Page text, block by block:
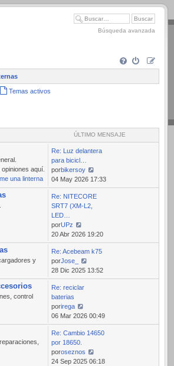
Búsqueda avanzada
Temas activos
ÚLTIMO MENSAJE
aquí.
una linterna
Re: Luz delantera
para bicicl…
porbikersoy
Ver
último
mensaje
04 May 2026 17:33
Re: NITECORE
SRT7 (XM-L2,
LED…
porUPz
Ver
último
mensaje
20 Abr 2026 19:20
y
Re: Acebeam k75
porJose_
Ver
último
mensaje
28 Dic 2025 13:52
control
Re: reciclar
baterias
porirega
Ver
último
mensaje
06 Mar 2026 00:49
Re: Cambio 14650
por 18650.
poroseznos
Ver
24 Sep 2025 06:18